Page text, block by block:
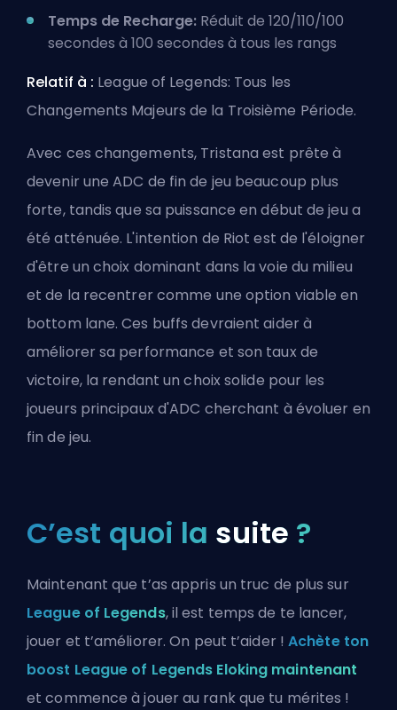
Temps de Recharge: Réduit de 120/110/100
secondes à 100 secondes à tous les rangs
Relatif à : League of Legends: Tous les
Changements Majeurs de la Troisième Période.
Avec ces changements, Tristana est prête à
devenir une ADC de fin de jeu beaucoup plus
forte, tandis que sa puissance en début de jeu a
été atténuée. L'intention de Riot est de l'éloigner
d'être un choix dominant dans la voie du milieu
et de la recentrer comme une option viable en
bottom lane. Ces buffs devraient aider à
améliorer sa performance et son taux de
victoire, la rendant un choix solide pour les
joueurs principaux d'ADC cherchant à évoluer en
fin de jeu.
C’est quoi la suite ?
Maintenant que t’as appris un truc de plus sur
League of Legends, il est temps de te lancer,
jouer et t’améliorer. On peut t’aider !Achète ton
boost League of Legends Eloking maintenant
et commence à jouer au rank que tu mérites !